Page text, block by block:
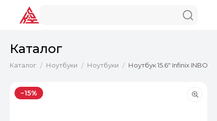
Каталог
Каталог / Ноутбуки / Ноутбуки / Ноутбук 15.6" Infinix
−15%